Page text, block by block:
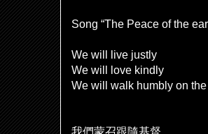
Song “The Peace of the
We will live justly
We will love kindly
We will walk humbly on the
我們蒙召跟隨基督